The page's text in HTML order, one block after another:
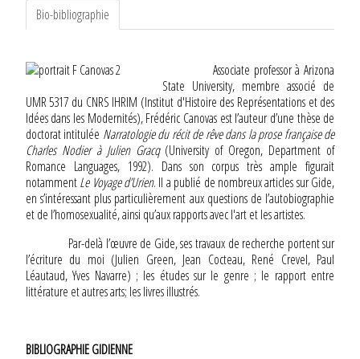
Bio-bibliographie
Associate professor à Arizona
State University, membre associé de
UMR 5317 du CNRS IHRIM (Institut d'Histoire des Représentations et des
Idées dans les Modernités), Frédéric Canovas est l’auteur d’une thèse de
doctorat intitulée Narratologie du récit de rêve dans la prose française de
Charles Nodier à Julien Gracq(University of Oregon, Department of
Romance Languages, 1992). Dans son corpus très ample figurait
notammentLe Voyage d’Urien. Il a publié de nombreux articles sur Gide,
en s’intéressant plus particulièrement aux questions de l’autobiographie
et de l’homosexualité, ainsi qu’aux rapports avec l'art et les artistes.
Par-delà l’œuvre de Gide, ses travaux de recherche portent sur
l’écriture du moi (Julien Green, Jean Cocteau, René Crevel, Paul
Léautaud, Yves Navarre) ; les études sur le genre ; le rapport entre
littérature et autres arts; les livres illustrés.
BIBLIOGRAPHIE GIDIENNE